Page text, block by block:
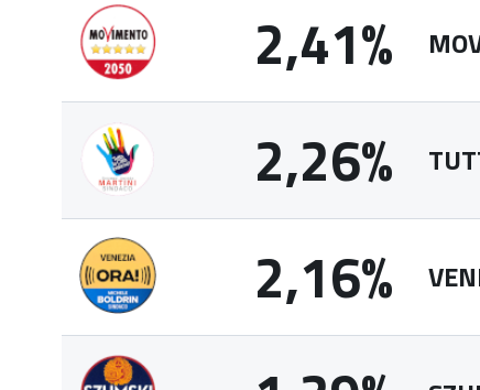
2,41%
2,26%
2,16%